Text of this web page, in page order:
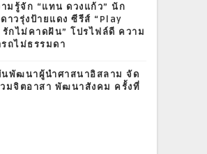
มรู้จัก “แทน ดวงแก้ว” นัก
าวรุ่งป้ายแดง ซีรีส์ “Play
รักไม่คาดฝัน” โปรไฟล์ดี ความ
ถไม่ธรรมดา
นพัฒนาผู้นำศาสนาอิสลาม จัด
วมจิตอาสา พัฒนาสังคม ครั้งที่